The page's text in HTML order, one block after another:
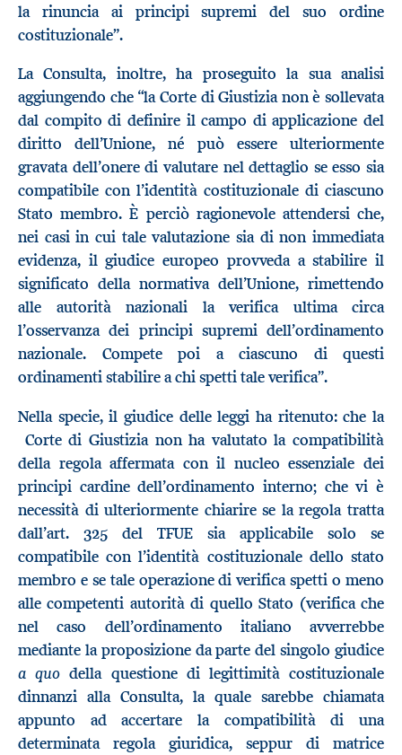
la rinuncia ai principi supremi del suo ordine
costituzionale”.
La Consulta, inoltre, ha proseguito la sua analisi
aggiungendo che “la Corte di Giustizia non è sollevata
dal compito di definire il campo di applicazione del
diritto dell’Unione, né può essere ulteriormente
gravata dell’onere di valutare nel dettaglio se esso sia
compatibile con l’identità costituzionale di ciascuno
Stato membro.È perciò ragionevole attendersi che,
nei casi in cui tale valutazione sia di non immediata
evidenza, il giudice europeo provveda a stabilire il
significato della normativa dell’Unione, rimettendo
alle autorità nazionali la verifica ultima circa
l’osservanza dei principi supremi dell’ordinamento
nazionale. Compete poi a ciascuno di questi
ordinamenti stabilire a chi spetti tale verifica”.
Nella specie, il giudice delle leggi ha ritenuto: che la
Corte di Giustizia non ha valutato la compatibilità
della regola affermata con il nucleo essenziale dei
principi cardine dell’ordinamento interno; che vi è
necessità di ulteriormente chiarire se la regola tratta
dall’art. 325 del TFUE sia applicabile solo se
compatibile con l’identità costituzionale dello stato
membro e se tale operazione di verifica spetti o meno
alle competenti autorità di quello Stato (verifica che
nel caso dell’ordinamento italiano avverrebbe
mediante la proposizione da parte del singolo giudice
a quo della questione di legittimità costituzionale
dinnanzi alla Consulta, la quale sarebbe chiamata
appunto ad accertare la compatibilità di una
determinata regola giuridica, seppur di matrice